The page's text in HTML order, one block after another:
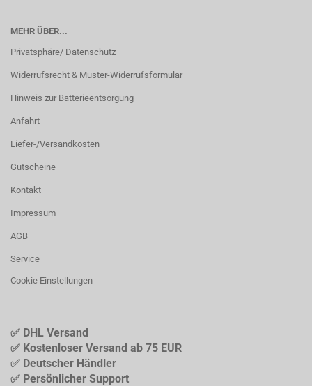
MEHR ÜBER...
Privatsphäre/ Datenschutz
Widerrufsrecht & Muster-Widerrufsformular
Hinweis zur Batterieentsorgung
Anfahrt
Liefer-/Versandkosten
Gutscheine
Kontakt
Impressum
AGB
Service
Cookie Einstellungen
✅ DHL Versand
✅ Kostenloser Versand ab 75 EUR
✅ Deutscher Händler
✅ Persönlicher Support